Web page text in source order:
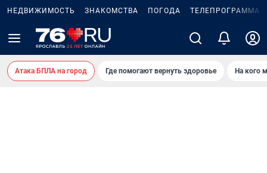
НЕДВИЖИМОСТЬ ЗНАКОМСТВА ПОГОДА ТЕЛЕПРОГРАММА
Атака БПЛА на город Где помогают вернуть здоровье На кого